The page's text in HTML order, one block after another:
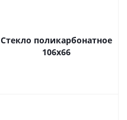
Стекло поликарбонатное
106х66